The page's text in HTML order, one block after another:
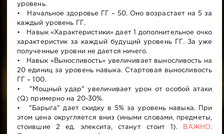
уровень.
• Начальное здоровье ГГ – 50. Оно возрастает на 5 за
каждый уровень ГГ.
• Навык «Характеристики» дает 1 дополнительное очко
характеристик за каждый будущий уровень ГГ. За уже
полученные уровни не дается ничего.
• Навык «Выносливость» увеличивает выносливость на
20 единиц за уровень навыка. Стартовая выносливость
ГГ – 100.
• "Мощный удар" увеличивает урон от особой атаки
(Q) примерно на 20-30%.
• "Барыга" дает скидку в 5% за уровень навыка. При
этом цена округляется вниз (иными словами, предметы,
стоившие 2 ед. элексита, станут стоит 1).
ВАЖНО: